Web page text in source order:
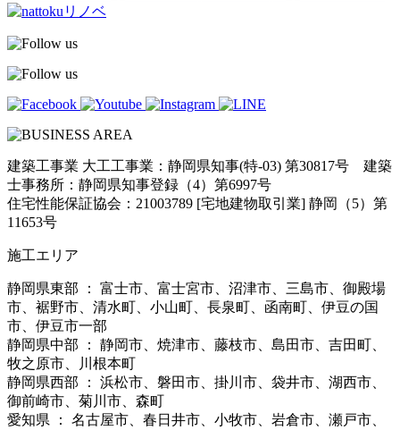
建築工事業 大工工事業：静岡県知事(特-03) 第30817号 建築
士事務所：静岡県知事登録（4）第6997号
住宅性能保証協会：21003789 [宅地建物取引業] 静岡（5）第
11653号
施工エリア
静岡県東部 ： 富士市、富士宮市、沼津市、三島市、御殿場
市、裾野市、清水町、小山町、長泉町、函南町、伊豆の国
市、伊豆市一部
静岡県中部 ： 静岡市、焼津市、藤枝市、島田市、吉田町、
牧之原市、川根本町
静岡県西部 ： 浜松市、磐田市、掛川市、袋井市、湖西市、
御前崎市、菊川市、森町
愛知県 ： 名古屋市、春日井市、小牧市、岩倉市、瀬戸市、